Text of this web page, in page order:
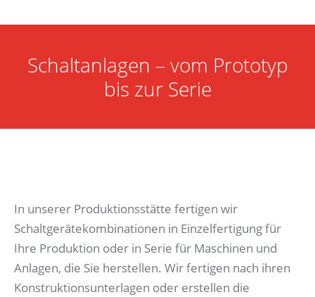
Schaltanlagen – vom Prototyp
bis zur Serie
In unserer Produktionsstätte fertigen wir
Schaltgerätekombinationen in Einzelfertigung für
Ihre Produktion oder in Serie für Maschinen und
Anlagen, die Sie herstellen. Wir fertigen nach ihren
Konstruktionsunterlagen oder erstellen die